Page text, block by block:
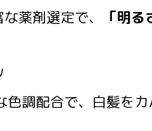
薬剤選定で、
「明
色調配合で、白髪を